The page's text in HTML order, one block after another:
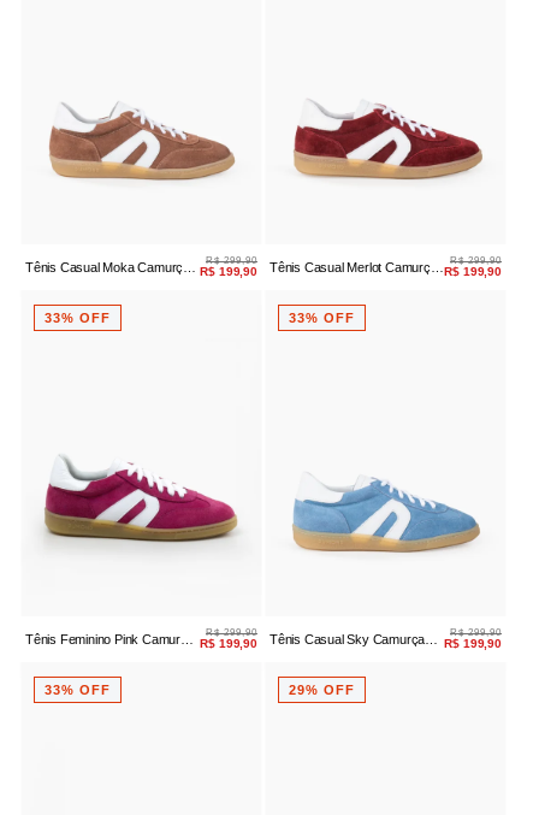
Tênis Casual Moka Camurça
R$ 299,90
R$ 199,90
Tênis Casual Merlot Camurça
R$ 299,90
R$ 199,90
33% OFF
Tênis Feminino Pink Camurça
R$ 299,90
R$ 199,90
33% OFF
Tênis Casual Sky Camurça
R$ 299,90
R$ 199,90
33% OFF 29% OFF